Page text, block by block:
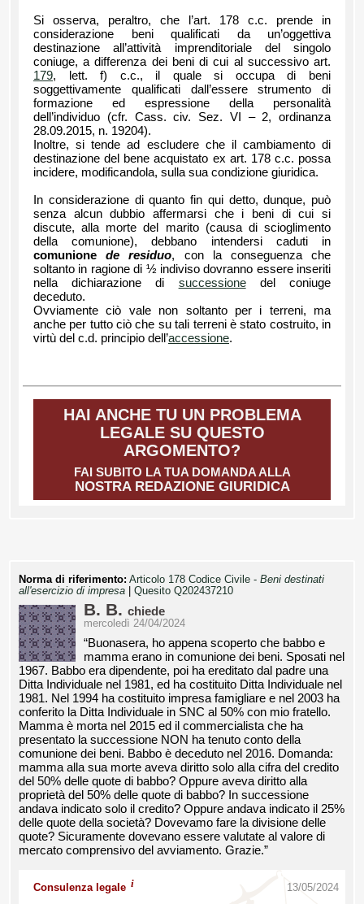
Si osserva, peraltro, che l’art. 178 c.c. prende in
considerazione beni qualificati da un’oggettiva
destinazione all’attività imprenditoriale del singolo
coniuge, a differenza dei beni di cui al successivo art.
179, lett. f) c.c., il quale si occupa di beni
soggettivamente qualificati dall’essere strumento di
formazione ed espressione della personalità
dell’individuo (cfr. Cass. civ. Sez. VI – 2, ordinanza
28.09.2015, n. 19204).
Inoltre, si tende ad escludere che il cambiamento di
destinazione del bene acquistato ex art. 178 c.c. possa
incidere, modificandola, sulla sua condizione giuridica.
In considerazione di quanto fin qui detto, dunque, può
senza alcun dubbio affermarsi che i beni di cui si
discute, alla morte del marito (causa di scioglimento
della comunione), debbano intendersi caduti in
comunionede residuo, con la conseguenza che
soltanto in ragione di ½ indiviso dovranno essere inseriti
nella dichiarazione di successionedel coniuge
deceduto.
Ovviamente ciò vale non soltanto per i terreni, ma
anche per tutto ciò che su tali terreni è stato costruito, in
virtù del c.d. principio dell’accessione.
HAI ANCHE TU UN PROBLEMA
LEGALE SU QUESTO
ARGOMENTO?
FAI SUBITO LA TUA DOMANDA ALLA
NOSTRA REDAZIONE GIURIDICA
Norma di riferimento: Articolo 178 Codice Civile - Beni destinati
all'esercizio di impresa
Quesito Q202437210
B. B. chiede
mercoledì 24/04/2024
“Buonasera, ho appena scoperto che babbo e
mamma erano in comunione dei beni. Sposati nel
1967. Babbo era dipendente, poi ha ereditato dal padre una
Ditta Individuale nel 1981, ed ha costituito Ditta Individuale nel
1981. Nel 1994 ha costituito impresa famigliare e nel 2003 ha
conferito la Ditta Individuale in SNC al 50% con mio fratello.
Mamma è morta nel 2015 ed il commercialista che ha
presentato la successione NON ha tenuto conto della
comunione dei beni. Babbo è deceduto nel 2016. Domanda:
mamma alla sua morte aveva diritto solo alla cifra del credito
del 50% delle quote di babbo? Oppure aveva diritto alla
proprietà del 50% delle quote di babbo? In successione
andava indicato solo il credito? Oppure andava indicato il 25%
delle quote della società? Dovevamo fare la divisione delle
quote? Sicuramente dovevano essere valutate al valore di
mercato comprensivo del avviamento. Grazie.”
Consulenza legale i 13/05/2024